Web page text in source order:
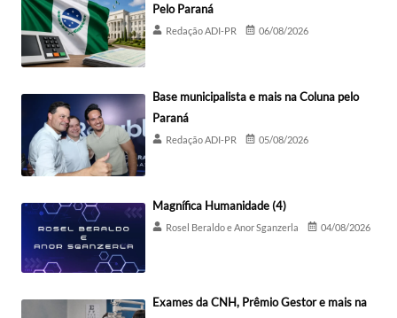
Pelo Paraná
Redação ADI-PR 06/08/2026
Base municipalista e mais na Coluna pelo
Paraná
Redação ADI-PR 05/08/2026
Magnífica Humanidade (4)
Rosel Beraldo e Anor Sganzerla 04/08/2026
Exames da CNH, Prêmio Gestor e mais na